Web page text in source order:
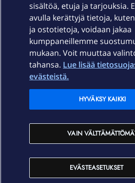
Palvelut
Ajankohtaista
Elisa Oyj
In English
sisältöä, etuja ja tarjouksia.
avulla kerättyjä tietoja,
ja ostotietoja, voidaan jakaa
kumppaneillemme
mukaan. Voit muuttaa
tahansa. Lue lisää
evästeistä.
EVÄSTEASETUKSET
VAIN
HYVÄKSY KAIKKI